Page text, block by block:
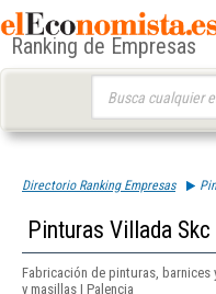
Ranking de Empresas
Directorio Ranking Empresas
Pinturas Villada Skc
Fabricación de pinturas,
y masillas | Palencia